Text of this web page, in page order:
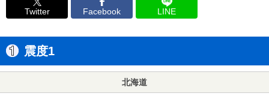
Twitter Facebook LINE
震度1
北海道